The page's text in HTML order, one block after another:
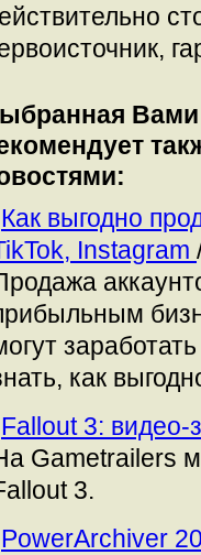
Вами
Как выгодно
Instagram
как
Fallout 3: видео-
Gametrailers
3.
PowerArchiver